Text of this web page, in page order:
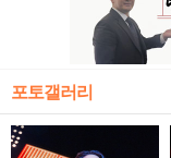
포토갤러리